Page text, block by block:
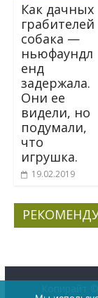
Как дачных
грабителей
собака —
ньюфаундл
енд
задержала.
Они ее
видели, но
подумали,
что
игрушка.
19.02.2019